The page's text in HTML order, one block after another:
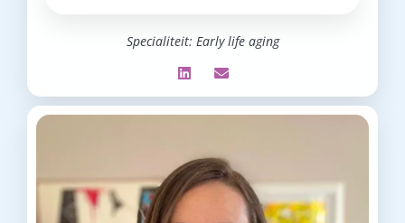
Specialiteit: Early life aging